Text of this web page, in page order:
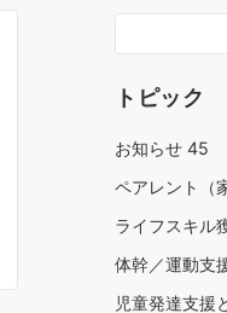
トピック
お知らせ 45
ペアレント（
ライフスキル
体幹／運動支
児童発達支援